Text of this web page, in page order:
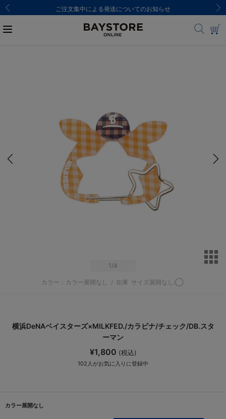
ご注文集中による発送についてのお知らせ
1 /4
カラー：カラー展開なし / 在庫 サイズ展開なし:◯
横浜DeNAベイスターズ×MILKFED./カラビナ/チェック/DB.スタ
ーマン
¥1,800 (税込)
102 人がお気に入りに登録中
カラー展開なし